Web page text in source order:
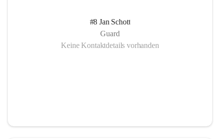
#8 Jan Schott
Guard
Keine Kontaktdetails vorhanden